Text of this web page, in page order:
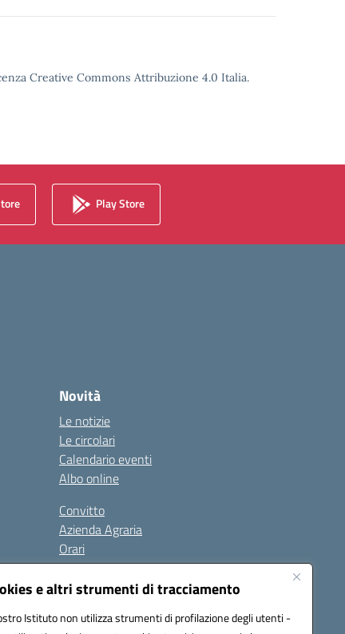
e altri strumenti di tracciamento
Istituto non utilizza strumenti di profilazione degli utenti -
Creative Commons Attribuzione 4.0 Italia.
Play Store
Novità
Le notizie
Le circolari
Calendario eventi
Albo online
Convitto
Azienda Agraria
Orari
Contatti
Privacy Policy